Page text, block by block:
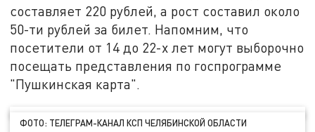
составляет 220 рублей, а рост составил около
50-ти рублей за билет. Напомним, что
посетители от 14 до 22-х лет могут выборочно
посещать представления по госпрограмме
"Пушкинская карта".
ФОТО: ТЕЛЕГРАМ-КАНАЛ КСП ЧЕЛЯБИНСКОЙ ОБЛАСТИ